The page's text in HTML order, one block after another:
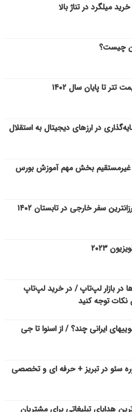
میلگرد در تناژ بالا
چیست؟
تا پایان سال ۱۴۰۲
در ارزهای دیجیتال به استقلال
غیرمستقیم بخش مهم آموزش بورس
سفر خارجی در تابستان ۱۴۰۲
۲۰۲۳
بازار لپ‌تاپ / در خرید لپ‌تاپ
توجه کنید
ماشین لباسشویی‎های ایرانی چند؟ / از اسنوا تا جی
سئو در تبریز + حرفه ای و تخصصی
هدایای تبلیغاتی برای مشتریان